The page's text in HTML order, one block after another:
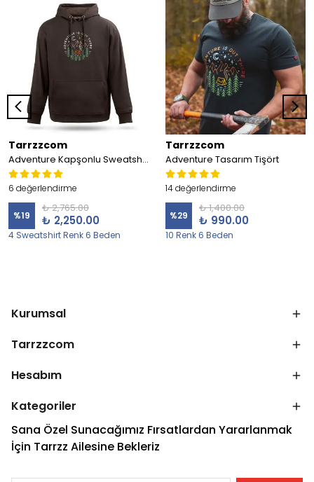
Tarrzzcom
Adventure Kapşonlu Sweatshirt
6 değerlendirme
%19
₺ 2,765.00
₺ 2,250.00
4 Sweatshirt Renk 6 Beden
Tarrzzcom
Adventure Tasarım Tişört
14 değerlendirme
%29
₺ 1,400.00
₺ 990.00
10 Renk 6 Beden
Kurumsal
Tarrzzcom
Hesabım
Kategoriler
Sana Özel Sunacağımız Fırsatlardan Yararlanmak
İçin Tarrzz Ailesine Bekleriz